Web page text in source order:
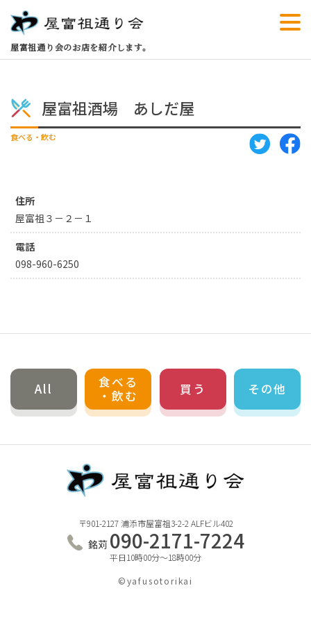
屋富祖通り会のお店を紹介します。
屋富祖酒場 あしだ屋
食べる・飲む
住所
屋富祖３－２－１
電話
098-960-6250
All
食べる
・飲む
買う その他
〒901-2127 浦添市屋富祖3-2-2 ALFビル402
銘苅 090-2171-7224
平日10時00分～18時00分
©︎yafusotorikai